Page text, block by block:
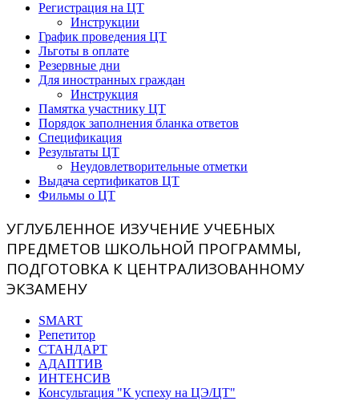
Регистрация на ЦТ
Инструкции
График проведения ЦТ
Льготы в оплате
Резервные дни
Для иностранных граждан
Инструкция
Памятка участнику ЦТ
Порядок заполнения бланка ответов
Спецификация
Результаты ЦТ
Неудовлетворительные отметки
Выдача сертификатов ЦТ
Фильмы о ЦТ
УГЛУБЛЕННОЕ ИЗУЧЕНИЕ УЧЕБНЫХ
ПРЕДМЕТОВ ШКОЛЬНОЙ ПРОГРАММЫ,
ПОДГОТОВКА К ЦЕНТРАЛИЗОВАННОМУ
ЭКЗАМЕНУ
SMART
Репетитор
СТАНДАРТ
АДАПТИВ
ИНТЕНСИВ
Консультация "К успеху на ЦЭ/ЦТ"